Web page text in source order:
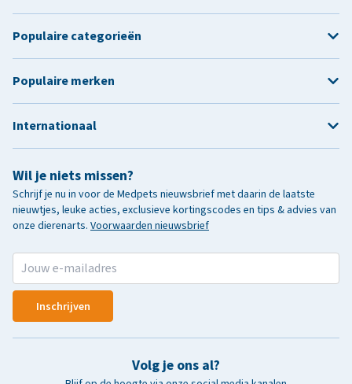
Wil je niets missen?
Schrijf je nu in voor de Medpets nieuwsbrief met daarin de laatste
nieuwtjes, leuke acties, exclusieve kortingscodes en tips & advies van
onze dierenarts. Voorwaarden nieuwsbrief
Inschrijven
Volg je ons al?
Populaire categorieën
Populaire merken
Internationaal